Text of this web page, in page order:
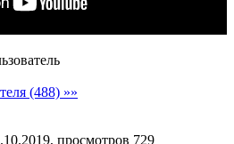
(488) »»
просмотров 729